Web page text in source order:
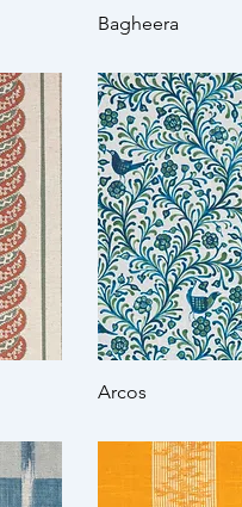
Bagheera
Arcos